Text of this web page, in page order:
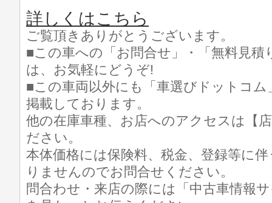
詳しくはこちら
ご覧頂きありがとうございます。
■この車への「お問合せ」・「無料見積
は、お気軽にどうぞ!
■この車両以外にも「車選びドットコ
掲載しております。
他の在庫車種、お店へのアクセスは【
ださい。
本体価格には保険料、税金、登録等に
りませんのでお問合せください。
問合わせ・来店の際には「中古車情報